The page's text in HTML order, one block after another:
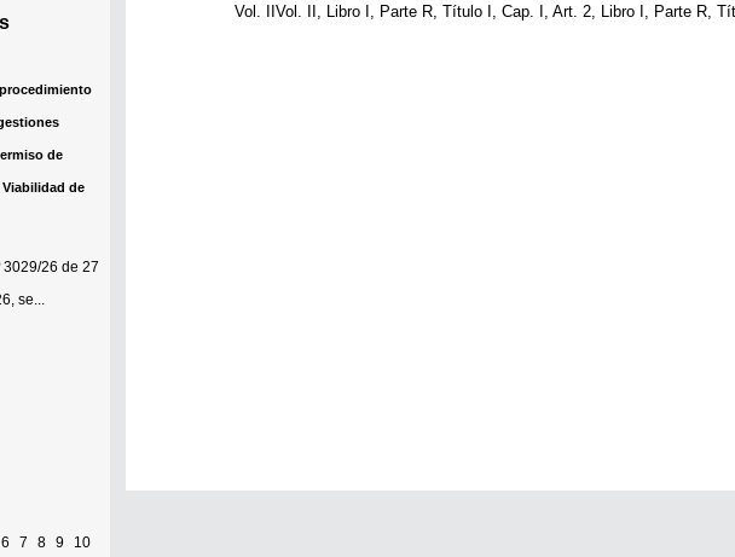
de
de
3029/26 de 27
se...
6 7 8 9 10
Vol. IIVol. II, Libro I, Parte R, Título I, Cap. I, Art. 2, Libro I, Parte R,